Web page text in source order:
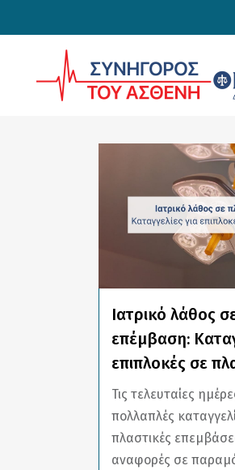
ALL
Ιατρικό λάθος
επέμβαση:
επιπλοκές σε
Τις τελευταίες
πολλαπλές
πλαστικές
αναφορές σε